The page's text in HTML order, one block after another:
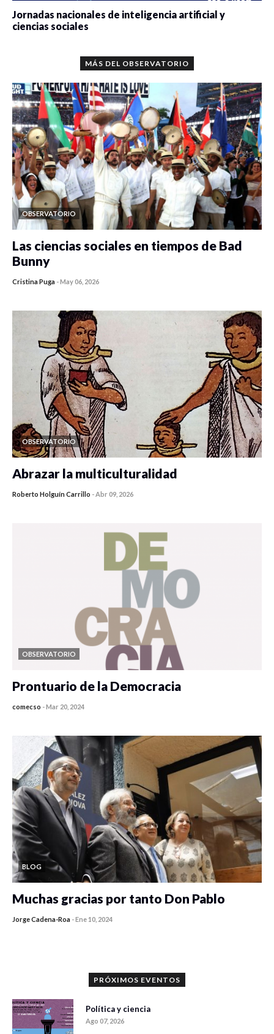
Jornadas nacionales de inteligencia artificial y
ciencias sociales
MÁS DEL OBSERVATORIO
OBSERVATORIO
Las ciencias sociales en tiempos de Bad
Bunny
Cristina Puga -May 06, 2026
OBSERVATORIO
Abrazar la multiculturalidad
Roberto Holguín Carrillo -Abr 09, 2026
OBSERVATORIO
Prontuario de la Democracia
comecso -Mar 20, 2024
BLOG
Muchas gracias por tanto Don Pablo
Jorge Cadena-Roa -Ene 10, 2024
PRÓXIMOS EVENTOS
Política y ciencia
Ago 07, 2026